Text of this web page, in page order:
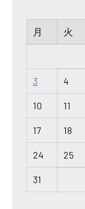
月
火
3 4
10 11
17 18
24 25
31